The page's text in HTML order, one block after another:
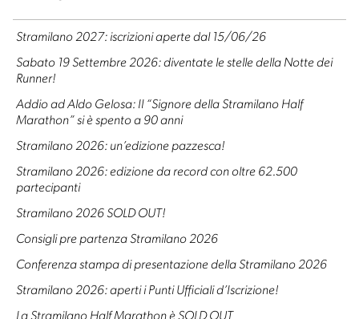
Stramilano 2027: iscrizioni aperte dal 15/06/26
Sabato 19 Settembre 2026: diventate le stelle della Notte dei
Runner!
Addio ad Aldo Gelosa: Il “Signore della Stramilano Half
Marathon” si è spento a 90 anni
Stramilano 2026: un’edizione pazzesca!
Stramilano 2026: edizione da record con oltre 62.500
partecipanti
Stramilano 2026 SOLD OUT!
Consigli pre partenza Stramilano 2026
Conferenza stampa di presentazione della Stramilano 2026
Stramilano 2026: aperti i Punti Ufficiali d’Iscrizione!